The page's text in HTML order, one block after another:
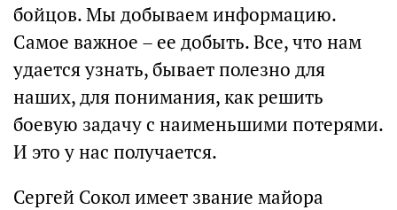
бойцов. Мы добываем информацию.
Самое важное – ее добыть. Все, что нам
удается узнать, бывает полезно для
наших, для понимания, как решить
боевую задачу с наименьшими потерями.
И это у нас получается.
Сергей Сокол имеет звание майора